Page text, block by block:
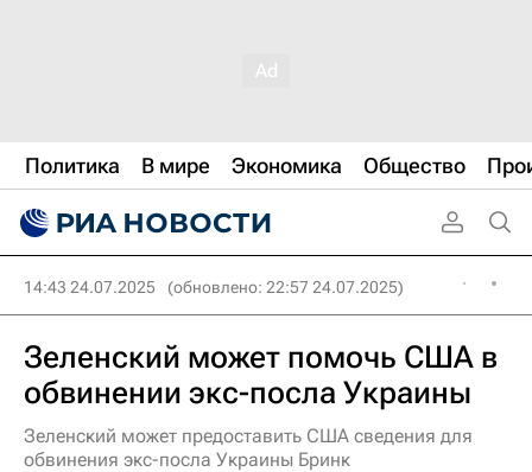
Политика В мире Экономика Общество
14:43 24.07.2025 (обновлено: 22:57 24.07.2025)
Зеленский может помочь США в
обвинении экс-посла Украины
Зеленский может предоставить США сведения для
обвинения экс-посла Украины Бринк